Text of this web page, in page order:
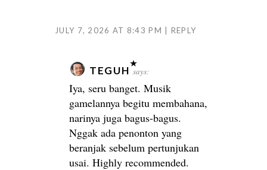
JULY 7, 2026 AT 8:43 PM REPLY
TEGUH says:
Iya, seru banget. Musik
gamelannya begitu membahana,
narinya juga bagus-bagus.
Nggak ada penonton yang
beranjak sebelum pertunjukan
usai. Highly recommended.